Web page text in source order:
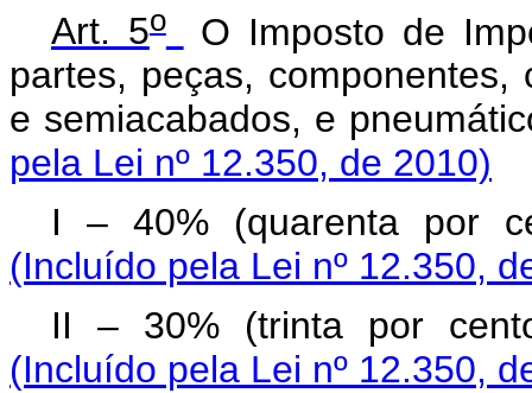
Art. 5o
O Imposto de
partes, peças,
e semiacabados, e
pela Lei nº 12.350, de 2010)
I – 40% (quarenta por
(Incluído pela Lei nº 12.350,
II – 30% (trinta por
(Incluído pela Lei nº 12.350,